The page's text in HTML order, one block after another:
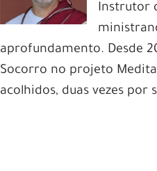
Instrutor
aprofundamento. Desde
Socorro no projeto
acolhidos, duas vezes